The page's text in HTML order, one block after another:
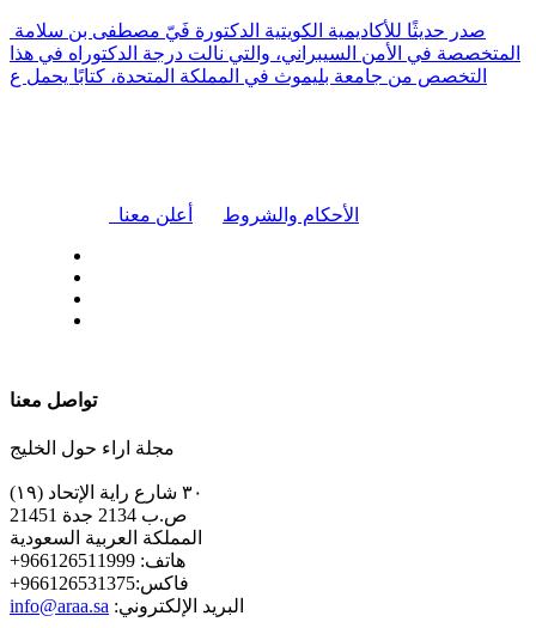
المتخصصة في الأمن السيبراني، والتي نالت درجة الدكتوراه في هذا
التخصص من جامعة بليموث في المملكة المتحدة، كتابًا يحمل ع
أعلن معنا الأحكام والشروط
تواصل معنا
مجلة اراء حول الخليج
٣٠ شارع راية الإتحاد (١٩)
ص.ب 2134 جدة 21451
المملكة العربية السعودية
+هاتف: 966126511999
+فاكس:966126531375
info@araa.sa :البريد الإلكتروني